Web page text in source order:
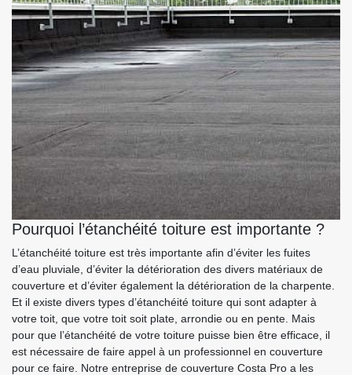
Pourquoi l’étanchéité toiture est importante ?
L’étanchéité toiture est très importante afin d’éviter les fuites
d’eau pluviale, d’éviter la détérioration des divers matériaux de
couverture et d’éviter également la détérioration de la charpente.
Et il existe divers types d’étanchéité toiture qui sont adapter à
votre toit, que votre toit soit plate, arrondie ou en pente. Mais
pour que l’étanchéité de votre toiture puisse bien être efficace, il
est nécessaire de faire appel à un professionnel en couverture
pour ce faire. Notre entreprise de couverture Costa Pro a les